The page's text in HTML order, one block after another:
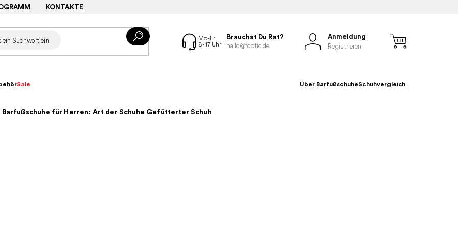
KONTAKTE
Brauchst Du Rat?
hallo@footic.de
Anmeldung
Registrieren
Sale Über BarfußschuheSchuhvergleich
für Herren: Art der Schuhe Gefütterter Schuh